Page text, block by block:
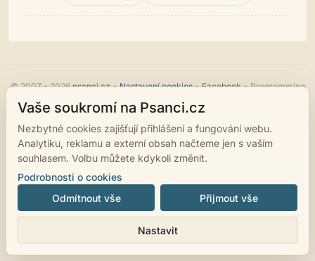
© 2007 - 2026psanci.cz•Nastavení cookies•Facebook• Programming
Vaše soukromí na Psanci.cz
Nezbytné cookies zajišťují přihlášení a fungování webu.
Analytiku, reklamu a externí obsah načteme jen s vaším
souhlasem. Volbu můžete kdykoli změnit.
Podrobnosti o cookies
Odmítnout vše
Nastavit
Přijmout vše